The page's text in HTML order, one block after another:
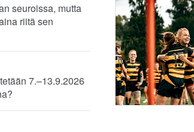
seuroissa, mutta
riitä sen
7.–13.9.2026